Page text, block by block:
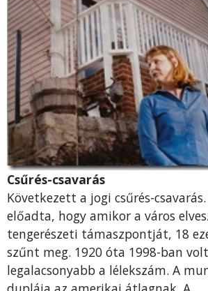
Csűrés-csavarás
Következett a jogi csűrés-
előadta, hogy amikor a város
tengerészeti támaszpontját, 18
szűnt meg. 1920 óta 1998-ban
legalacsonyabb a lélekszám. A